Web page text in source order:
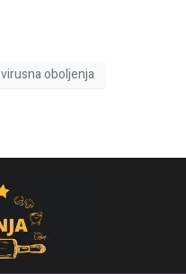
virusna oboljenja